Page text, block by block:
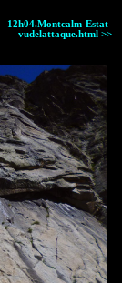
12h04.Montcalm-Estat-
vudelattaque.html >>